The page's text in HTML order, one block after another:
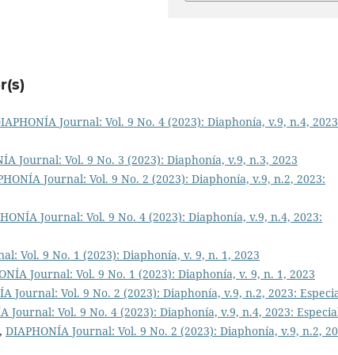
Journal: Vol. 9 No. 4 (2023): Diaphonía, v.9, n.4,
Journal: Vol. 9 No. 3 (2023): Diaphonía, v.9, n.3, 2023
Journal: Vol. 9 No. 2 (2023): Diaphonía, v.9, n.2, 2023:
Journal: Vol. 9 No. 4 (2023): Diaphonía, v.9, n.4, 2023:
Vol. 9 No. 1 (2023): Diaphonía, v. 9, n. 1, 2023
Journal: Vol. 9 No. 1 (2023): Diaphonía, v. 9, n. 1, 2023
Journal: Vol. 9 No. 2 (2023): Diaphonía, v.9, n.2, 2023:
Journal: Vol. 9 No. 4 (2023): Diaphonía, v.9, n.4, 2023:
, DIAPHONÍA Journal: Vol. 9 No. 2 (2023): Diaphonía, v.9, n.2,